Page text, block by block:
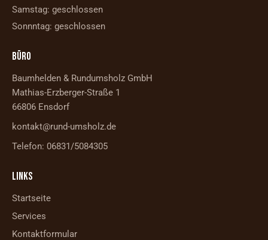
Samstag: geschlossen
Sonnntag: geschlossen
BÜRO
Baumhelden & Rundumsholz GmbH
Mathias-Erzberger-Straße 1
66806 Ensdorf
kontakt@rund-umsholz.de
Telefon: 06831/5084305
LINKS
Startseite
Services
Kontaktformular